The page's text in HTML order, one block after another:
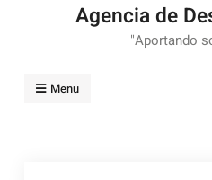
Agencia de
"Aportando
Menu